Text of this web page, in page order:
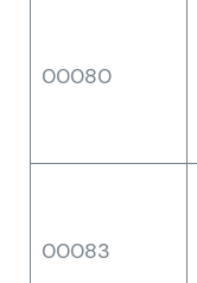
00080
00083